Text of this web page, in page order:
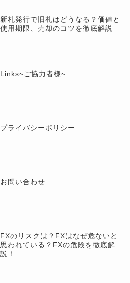
新札発行で旧札はどうなる？価値と
使用期限、売却のコツを徹底解説
Links~ご協力者様~
プライバシーポリシー
お問い合わせ
FXのリスクは？FXはなぜ危ないと
思われている？FXの危険を徹底解
説！